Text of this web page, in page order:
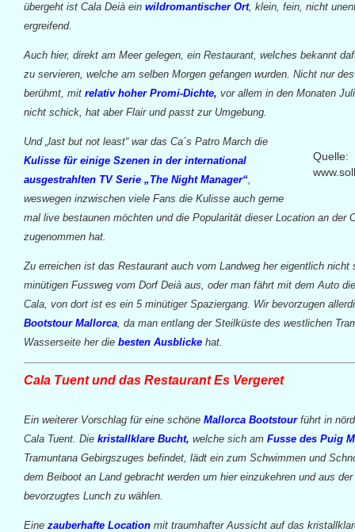
übergeht ist Cala Deià ein wildromantischer Ort, klein, fein, nicht
ergreifend.
Auch hier, direkt am Meer gelegen, ein Restaurant, welches bekannt
zu servieren, welche am selben Morgen gefangen wurden. Nicht nur
berühmt, mit relativ hoher Promi-Dichte, vor allem in den Monaten
nicht schick, hat aber Flair und passt zur Umgebung.
Quelle:
Und „last but not least“ war das Ca´s Patro March die
Kulisse für einige Szenen in der international
ausgestrahlten TV Serie „The Night Manager“,
weswegen inzwischen viele Fans die Kulisse auch gerne
mal live bestaunen möchten und die Popularität dieser Location an der
zugenommen hat.
Zu erreichen ist das Restaurant auch vom Landweg her eigentlich nicht
minütigen Fussweg vom Dorf Deià aus, oder man fährt mit dem Auto
Cala, von dort ist es ein 5 minütiger Spaziergang. Wir bevorzugen
Bootstour Mallorca, da man entlang der Steilküste des westlichen
Wasserseite her die besten Ausblicke hat.
Cala Tuent und das Restaurant Es Vergeret
Ein weiterer Vorschlag für eine schöne Mallorca Bootstourführt in
Cala Tuent. Die kristallklare Bucht, welche sich am Fusse des Puig
Tramuntana Gebirgszuges befindet, lädt ein zum Schwimmen und
dem Beiboot an Land gebracht werden um hier einzukehren und aus
bevorzugtes Lunch zu wählen.
Eine zauberhafte Location mit traumhafter Aussicht auf das